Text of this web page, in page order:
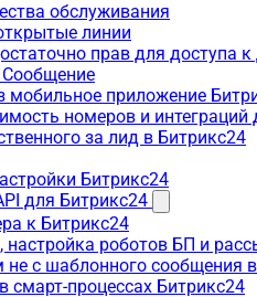
обслуживания
линии
прав для доступа
Сообщение
мобильное приложение
номеров и
за лид в Битрикс24
Битрикс24
для Битрикс24
к Битрикс24
настройка роботов БП и
с шаблонного сообщения
смарт-процессах Битрикс24